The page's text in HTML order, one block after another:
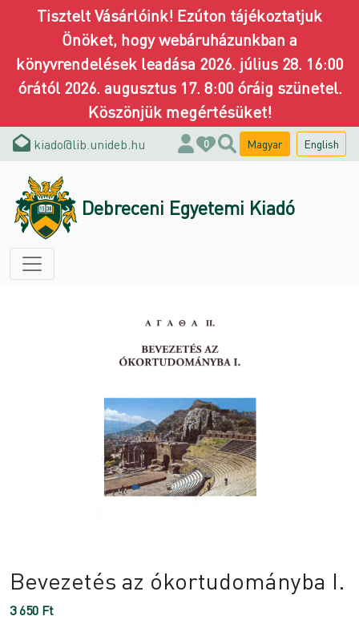
Tisztelt Vásárlóink! Ezúton tájékoztatjuk
Önöket, hogy webáruházunkban a
könyvrendelések leadása 2026. július 28. 16:00
órától 2026. augusztus 17. 8:00 óráig szünetel.
Köszönjük megértésüket!
kiado@lib.unideb.hu 0 Magyar English
Debreceni Egyetemi Kiadó
Bevezetés az ókortudományba I.
3 650 Ft